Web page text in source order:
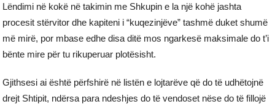
Lëndimi në kokë në takimin me Shkupin e la një kohë jashta
procesit stërvitor dhe kapiteni i “kuqezinjëve” tashmë duket shumë
më mirë, por mbase edhe disa ditë mos ngarkesë maksimale do t’i
bënte mire për tu rikuperuar plotësisht.
Gjithsesi ai është përfshirë në listën e lojtarëve që do të udhëtojnë
drejt Shtipit, ndërsa para ndeshjes do të vendoset nëse do të fillojë